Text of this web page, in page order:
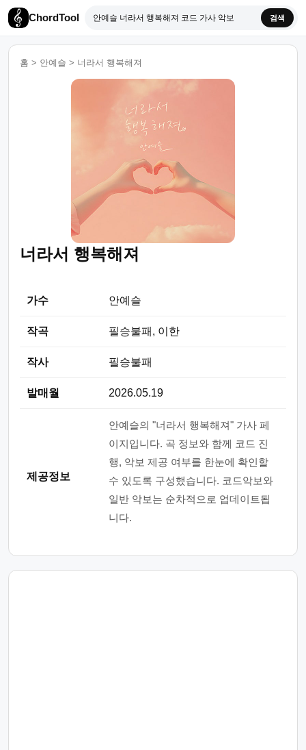
ChordTool 검색
홈 > 안예슬 > 너라서 행복해져
너라서 행복해져
가수 안예슬
작곡 필승불패, 이한
작사 필승불패
발매월 2026.05.19
제공정보
안예슬의 "너라서 행복해져" 가사 페
이지입니다. 곡 정보와 함께 코드 진
행, 악보 제공 여부를 한눈에 확인할
수 있도록 구성했습니다. 코드악보와
일반 악보는 순차적으로 업데이트됩
니다.